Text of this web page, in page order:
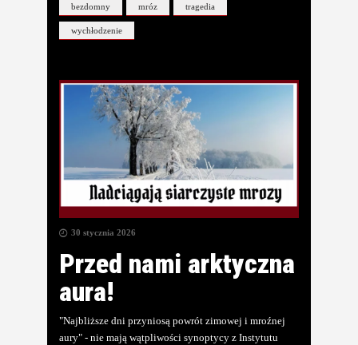
bezdomny mróz tragedia
wychłodzenie
30 stycznia 2026
Przed nami arktyczna
aura!
"Najbliższe dni przyniosą powrót zimowej i mroźnej
aury" - nie mają wątpliwości synoptycy z Instytutu